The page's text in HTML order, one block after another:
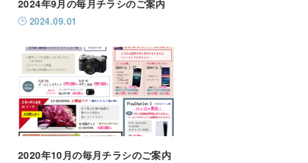
2024年9月の毎月チラシのご案内
2024.09.01
2020年10月の毎月チラシのご案内